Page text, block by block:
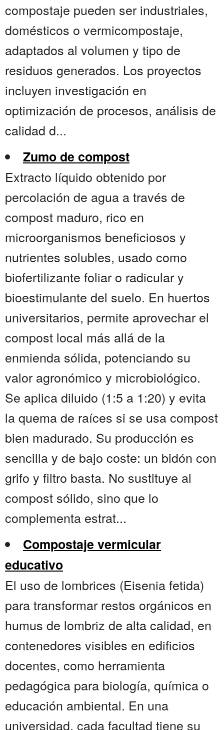
compostaje pueden ser industriales,
domésticos o vermicompostaje,
adaptados al volumen y tipo de
residuos generados. Los proyectos
incluyen investigación en
optimización de procesos, análisis de
calidad d...
Zumo de compost
Extracto líquido obtenido por
percolación de agua a través de
compost maduro, rico en
microorganismos beneficiosos y
nutrientes solubles, usado como
biofertilizante foliar o radicular y
bioestimulante del suelo. En huertos
universitarios, permite aprovechar el
compost local más allá de la
enmienda sólida, potenciando su
valor agronómico y microbiológico.
Se aplica diluido (1:5 a 1:20) y evita
la quema de raíces si se usa compost
bien madurado. Su producción es
sencilla y de bajo coste: un bidón con
grifo y filtro basta. No sustituye al
compost sólido, sino que lo
complementa estrat...
Compostaje vermicular
educativo
El uso de lombrices (Eisenia fetida)
para transformar restos orgánicos en
humus de lombriz de alta calidad, en
contenedores visibles en edificios
docentes, como herramienta
pedagógica para biología, química o
educación ambiental. En una
universidad, cada facultad tiene su